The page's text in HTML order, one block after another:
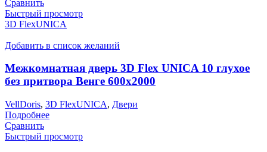
Сравнить
Быстрый просмотр
3D FlexUNICA
Добавить в список желаний
Межкомнатная дверь 3D Flex UNICA 10 глухое
без притвора Венге 600х2000
VellDoris, 3D FlexUNICA, Двери
Подробнее
Сравнить
Быстрый просмотр